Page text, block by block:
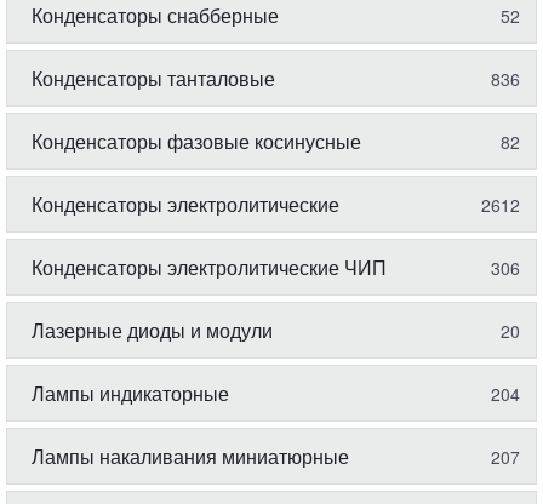
Конденсаторы снабберные 52
Конденсаторы танталовые 836
Конденсаторы фазовые косинусные 82
Конденсаторы электролитические 2612
Конденсаторы электролитические ЧИП 306
Лазерные диоды и модули 20
Лампы индикаторные 204
Лампы накаливания миниатюрные 207